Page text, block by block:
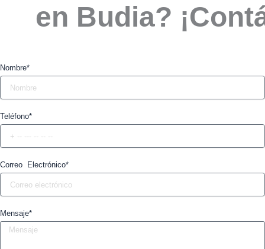
en Budia?
Nombre*
Teléfono*
Correo Electrónico*
Mensaje*